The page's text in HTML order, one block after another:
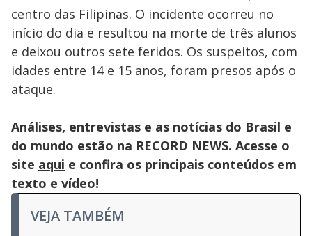
centro das Filipinas. O incidente ocorreu no
início do dia e resultou na morte de três alunos
e deixou outros sete feridos. Os suspeitos, com
idades entre 14 e 15 anos, foram presos após o
ataque.
Análises, entrevistas e as notícias do Brasil e
do mundo estão na RECORD NEWS. Acesse o
site aqui e confira os principais conteúdos em
texto e vídeo!
VEJA TAMBÉM